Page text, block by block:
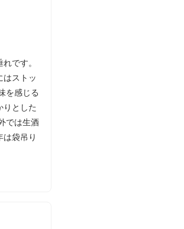
です。
はストッ
を感じる
りとした
では生酒
袋吊り